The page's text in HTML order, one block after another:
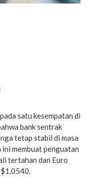
satu kesempatan di
bank sentrak
tetap stabil di masa
membuat penguatan
tertahan dan Euro